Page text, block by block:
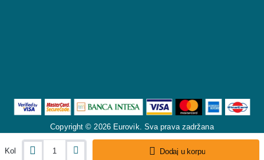
Kol Dodaj u korpu
Copyright © 2026 Eurovik. Sva prava zadržana